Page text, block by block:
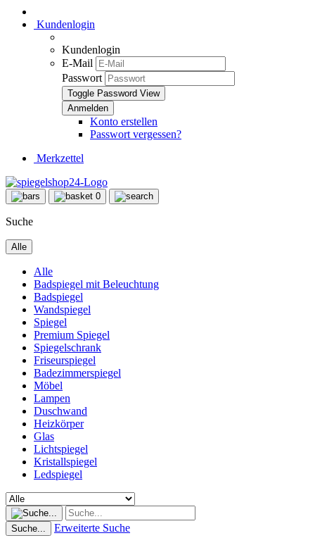
Kundenlogin
Kundenlogin
E-Mail
Passwort
Toggle Password View
Konto erstellen
Passwort vergessen?
Merkzettel
0
Suche
Alle
Alle
Badspiegel mit Beleuchtung
Badspiegel
Wandspiegel
Spiegel
Premium Spiegel
Spiegelschrank
Friseurspiegel
Badezimmerspiegel
Möbel
Lampen
Duschwand
Heizkörper
Glas
Lichtspiegel
Kristallspiegel
Ledspiegel
Suche... Erweiterte Suche